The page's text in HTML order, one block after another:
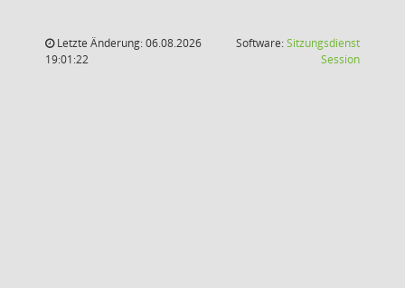
Letzte Änderung: 06.08.2026
19:01:22
Software:Sitzungsdienst
Session(Wird in